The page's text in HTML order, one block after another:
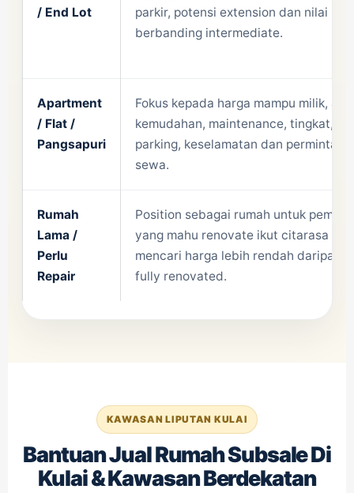
/ End Lot
parkir, potensi extension dan nilai
berbanding intermediate.
Apartment
/ Flat /
Pangsapuri
Fokus kepada harga mampu milik,
kemudahan, maintenance, tingkat,
parking, keselamatan dan permintaan
sewa.
Rumah
Lama /
Perlu
Repair
Position sebagai rumah untuk
yang mahu renovate ikut citarasa
mencari harga lebih rendah daripada
fully renovated.
KAWASAN LIPUTAN KULAI
Bantuan Jual Rumah Subsale Di
Kulai & Kawasan Berdekatan